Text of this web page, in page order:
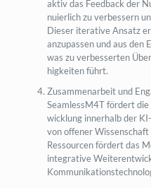
aktiv das Feed­back der
nu­ier­lich zu ver­bes­sern
Die­ser ite­ra­ti­ve Ansatz
anzu­pas­sen und aus den
was zu ver­bes­ser­ten
hig­kei­ten führt.
Zusam­men­ar­beit und
SeamlessM4T för­dert
wick­lung inner­halb der
von offe­ner
Res­sour­cen för­dert das
inte­gra­ti­ve